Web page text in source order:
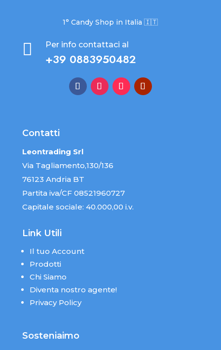
1° Candy Shop in Italia 🇮🇹
 Per info contattaci al
+39 0883950482
Contatti
Leontrading Srl
Via Tagliamento,130/136
76123 Andria BT
Partita iva/CF 08521960727
Capitale sociale: 40.000,00 i.v.
Link Utili
Il tuo Account
Prodotti
Chi Siamo
Diventa nostro agente!
Privacy Policy
Sosteniaimo